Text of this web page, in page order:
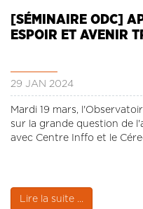
[SÉMINAIRE ODC]
ESPOIR ET AVENIR
29 JAN 2024
Mardi 19 mars,
sur la grande question de
avec Centre Inffo et le
Lire la suite ...